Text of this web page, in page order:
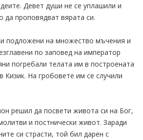
Девет души не се уплашили и
да проповядват вярата си.
подложени на множество мъчения и
по заповед на император
погребали телата им в построената
Кизик. На гробовете им се случили
решил да посвети живота си на Бог,
и постнически живот. Заради
си страсти, той бил дарен с